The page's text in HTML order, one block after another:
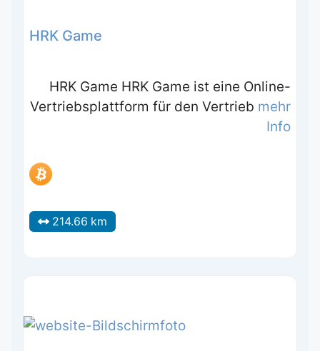
HRK Game
HRK Game HRK Game ist eine Online-
Vertriebsplattform für den Vertrieb mehr
Info
214.66 km